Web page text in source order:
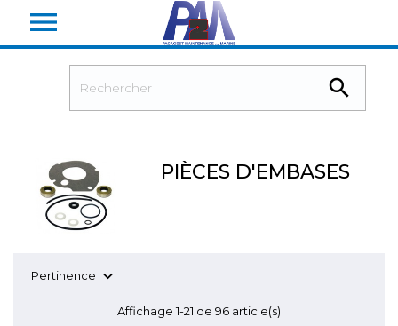


PIÈCES D'EMBASES
Pertinence 
Affichage 1-21 de 96 article(s)